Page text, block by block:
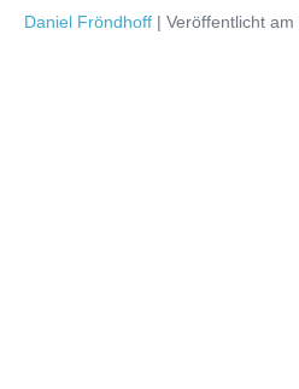
Daniel Fröndhoff | Veröffentlicht am